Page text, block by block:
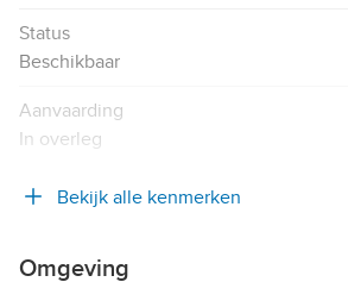
Status
Beschikbaar
Aanvaarding
In overleg
Bekijk alle kenmerken
Omgeving